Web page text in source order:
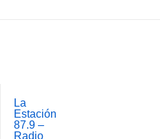
La
Estación
87.9 –
Radio